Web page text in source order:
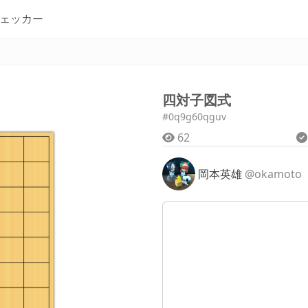
ッカー
四対子図式
#0q9g60qguv
62
岡本英雄 @okamoto